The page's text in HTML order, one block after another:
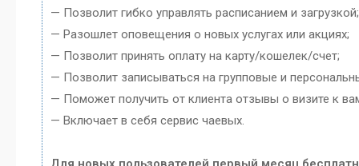
— Позволит гибко управлять расписанием и загрузкой;
— Разошлет оповещения о новых услугах или акциях;
— Позволит принять оплату на карту/кошелек/счет;
— Позволит записываться на групповые и
— Поможет получить от клиента отзывы о визите к
— Включает в себя сервис чаевых.